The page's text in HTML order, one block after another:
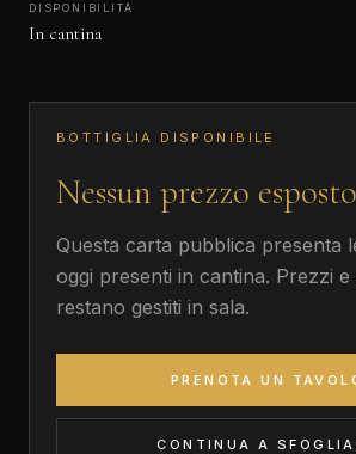
DISPONIBILITÀ
In cantina
BOTTIGLIA DISPONIBILE
Nessun prezzo esposto
Questa carta pubblica presenta
oggi presenti in cantina. Prezzi e
restano gestiti in sala.
PRENOTA UN
CONTINUA A